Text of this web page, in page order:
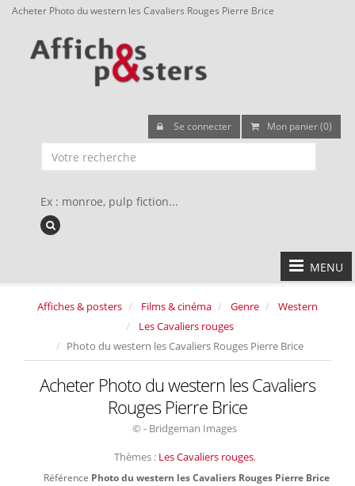
Acheter Photo du western les Cavaliers Rouges Pierre Brice
Se connecter Mon panier (0)
Ex : monroe, pulp fiction...
MENU
Affiches & posters Films & cinéma Genre
Western
Les Cavaliers rouges
Photo du western les Cavaliers Rouges Pierre Brice
Acheter Photo du western les Cavaliers
Rouges Pierre Brice
© - Bridgeman Images
Thèmes : Les Cavaliers rouges,
Référence Photo du western les Cavaliers Rouges Pierre Brice